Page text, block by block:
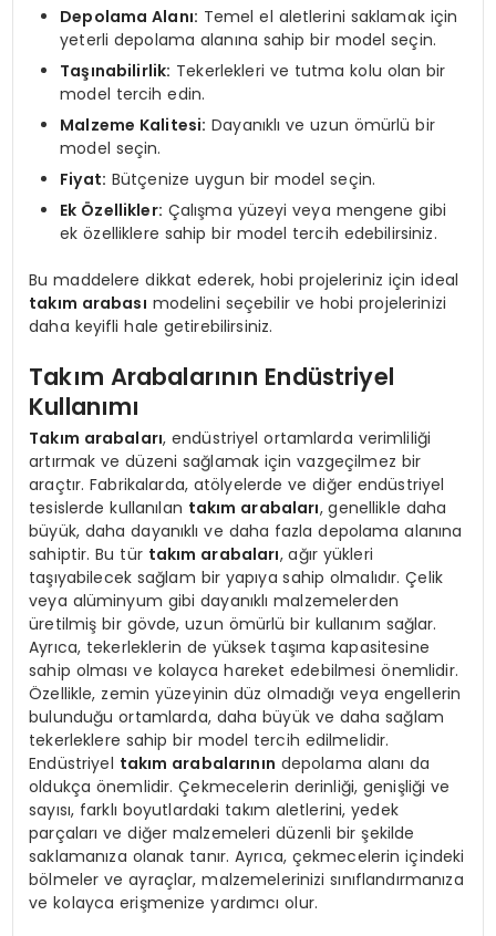
Depolama Alanı: Temel el aletlerini saklamak için
yeterli depolama alanına sahip bir model seçin.
Taşınabilirlik: Tekerlekleri ve tutma kolu olan bir
model tercih edin.
Malzeme Kalitesi: Dayanıklı ve uzun ömürlü bir
model seçin.
Fiyat: Bütçenize uygun bir model seçin.
Ek Özellikler: Çalışma yüzeyi veya mengene gibi
ek özelliklere sahip bir model tercih edebilirsiniz.
Bu maddelere dikkat ederek, hobi projeleriniz için ideal
takım arabası modelini seçebilir ve hobi projelerinizi
daha keyifli hale getirebilirsiniz.
Takım Arabalarının Endüstriyel
Kullanımı
Takım arabaları, endüstriyel ortamlarda verimliliği
artırmak ve düzeni sağlamak için vazgeçilmez bir
araçtır. Fabrikalarda, atölyelerde ve diğer endüstriyel
tesislerde kullanılan takım arabaları, genellikle daha
büyük, daha dayanıklı ve daha fazla depolama alanına
sahiptir. Bu tür takım arabaları, ağır yükleri
taşıyabilecek sağlam bir yapıya sahip olmalıdır. Çelik
veya alüminyum gibi dayanıklı malzemelerden
üretilmiş bir gövde, uzun ömürlü bir kullanım sağlar.
Ayrıca, tekerleklerin de yüksek taşıma kapasitesine
sahip olması ve kolayca hareket edebilmesi önemlidir.
Özellikle, zemin yüzeyinin düz olmadığı veya engellerin
bulunduğu ortamlarda, daha büyük ve daha sağlam
tekerleklere sahip bir model tercih edilmelidir.
Endüstriyel takım arabalarının depolama alanı da
oldukça önemlidir. Çekmecelerin derinliği, genişliği ve
sayısı, farklı boyutlardaki takım aletlerini, yedek
parçaları ve diğer malzemeleri düzenli bir şekilde
saklamanıza olanak tanır. Ayrıca, çekmecelerin içindeki
bölmeler ve ayraçlar, malzemelerinizi sınıflandırmanıza
ve kolayca erişmenize yardımcı olur.